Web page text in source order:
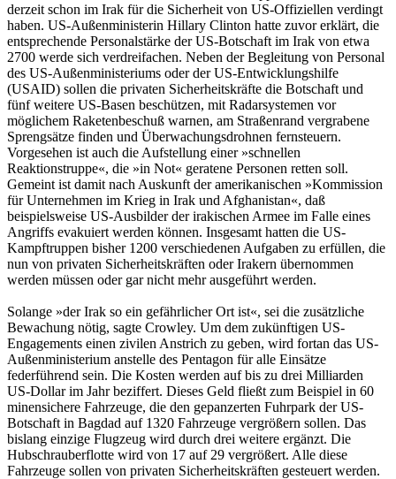
derzeit schon im Irak für die Sicherheit von US-Offiziellen verdingt
haben. US-Außenministerin Hillary Clinton hatte zuvor erklärt, die
entsprechende Personalstärke der US-Botschaft im Irak von etwa
2700 werde sich verdreifachen. Neben der Begleitung von Personal
des US-Außenministeriums oder der US-Entwicklungshilfe
(USAID) sollen die privaten Sicherheitskräfte die Botschaft und
fünf weitere US-Basen beschützen, mit Radarsystemen vor
möglichem Raketenbeschuß warnen, am Straßenrand vergrabene
Sprengsätze finden und Überwachungsdrohnen fernsteuern.
Vorgesehen ist auch die Aufstellung einer »schnellen
Reaktionstruppe«, die »in Not« geratene Personen retten soll.
Gemeint ist damit nach Auskunft der amerikanischen »Kommission
für Unternehmen im Krieg in Irak und Afghanistan«, daß
beispielsweise US-Ausbilder der irakischen Armee im Falle eines
Angriffs evakuiert werden können. Insgesamt hatten die US-
Kampftruppen bisher 1200 verschiedenen Aufgaben zu erfüllen, die
nun von privaten Sicherheitskräften oder Irakern übernommen
werden müssen oder gar nicht mehr ausgeführt werden.
Solange »der Irak so ein gefährlicher Ort ist«, sei die zusätzliche
Bewachung nötig, sagte Crowley. Um dem zukünftigen US-
Engagements einen zivilen Anstrich zu geben, wird fortan das US-
Außenministerium anstelle des Pentagon für alle Einsätze
federführend sein. Die Kosten werden auf bis zu drei Milliarden
US-Dollar im Jahr beziffert. Dieses Geld fließt zum Beispiel in 60
minensichere Fahrzeuge, die den gepanzerten Fuhrpark der US-
Botschaft in Bagdad auf 1320 Fahrzeuge vergrößern sollen. Das
bislang einzige Flugzeug wird durch drei weitere ergänzt. Die
Hubschrauberflotte wird von 17 auf 29 vergrößert. Alle diese
Fahrzeuge sollen von privaten Sicherheitskräften gesteuert werden.